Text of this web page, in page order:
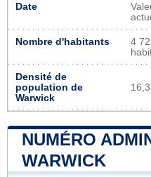
Date
Nombre d'habitants
4
Densité de
population de
Warwick
NUMÉRO
WARWICK